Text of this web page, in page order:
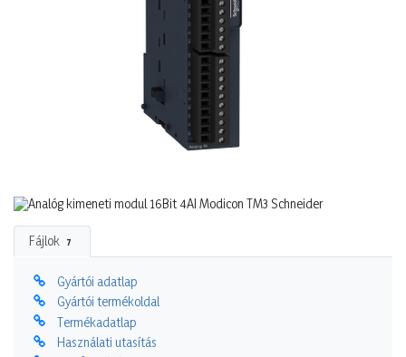
Fájlok 7
Gyártói adatlap
Gyártói termékoldal
Termékadatlap
Használati utasítás